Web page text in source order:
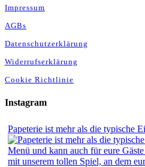
Impressum
AGBs
Datenschutzerklärung
Widerrufserklärung
Cookie Richtlinie
Instagram
Papeterie ist mehr als die typische